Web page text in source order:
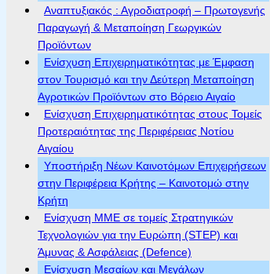
Αναπτυξιακός : Αγροδιατροφή – Πρωτογενής
Παραγωγή & Μεταποίηση Γεωργικών
Προϊόντων
Ενίσχυση Επιχειρηματικότητας με Έμφαση
στον Τουρισμό και την Δεύτερη Μεταποίηση
Αγροτικών Προϊόντων στο Βόρειο Αιγαίο
Ενίσχυση Επιχειρηματικότητας στους Τομείς
Προτεραιότητας της Περιφέρειας Νοτίου
Αιγαίου
Υποστήριξη Νέων Καινοτόμων Επιχειρήσεων
στην Περιφέρεια Κρήτης – Καινοτομώ στην
Κρήτη
Ενίσχυση ΜΜΕ σε τομείς Στρατηγικών
Τεχνολογιών για την Ευρώπη (STEP) και
Άμυνας & Ασφάλειας (Defence)
Ενίσχυση Μεσαίων και Μεγάλων